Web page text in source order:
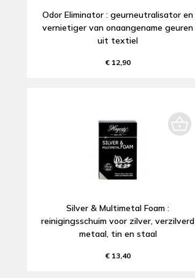
Odor Eliminator : geurneutralisator en
vernietiger van onaangename geuren
uit textiel
€ 12,90
Silver & Multimetal Foam :
reinigingsschuim voor zilver, verzilverd
metaal, tin en staal
€ 13,40